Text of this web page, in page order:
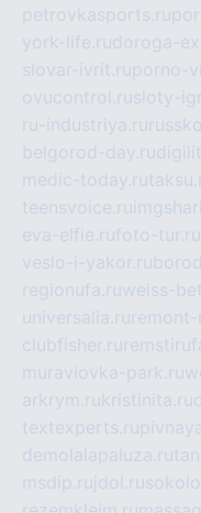
petrovkasports.ru
york-life.rudoroga-
slovar-ivrit.ruporno-
ovucontrol.rusloty-
ru-industriya.ru
belgorod-day.ru
medic-today.ru
teensvoice.ru
eva-elfie.rufoto-tur.ru
veslo-i-yakor.ru
regionufa.ruweiss-
universalia.ru
clubfisher.ru
muraviovka-park.ru
arkrym.rukristinita.ru
textexperts.ru
demolalapaluza.ru
msdip.ru jdol.ru